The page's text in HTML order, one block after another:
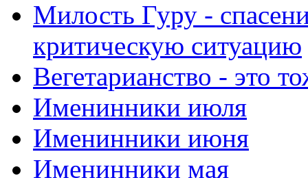
Милость Гуру -
критическую ситуацию
Вегетарианство - это
Именинники июля
Именинники июня
Именинники мая